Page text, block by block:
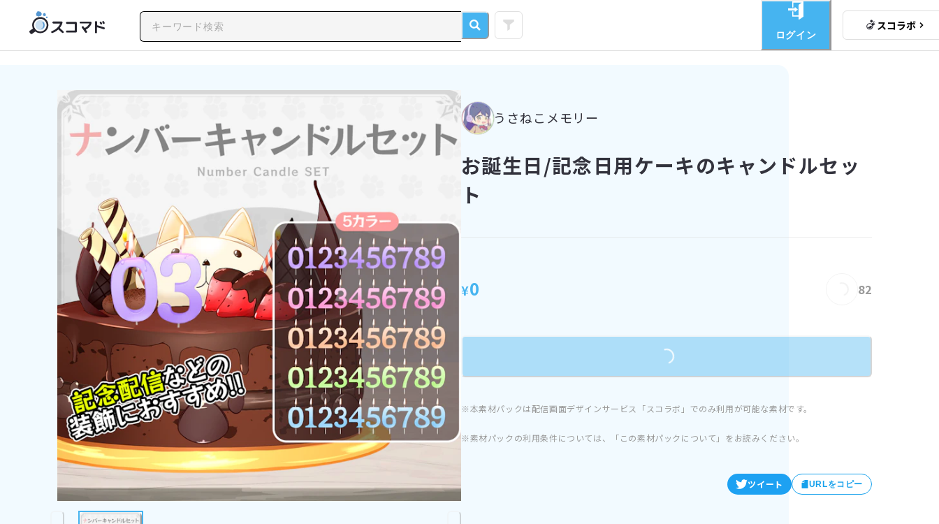
ログイン
スコラボ
うさねこメモリー
お誕生日/記念日用ケーキのキャンドルセッ
ト
¥0 Loading...
82
Loading...
※本素材パックは配信画面デザインサービス「スコラボ」でのみ利用が可能な素材です。
※素材パックの利用条件については、「この素材パックについて」をお読みください。
ツイート URLをコピー